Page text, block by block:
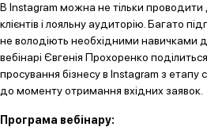
В Instagram можна не тільки проводити
клієнтів і лояльну аудиторію. Багато
не володіють необхідними навичками
вебінарі Євгенія Прохоренко
просування бізнесу в Instagram з етапу
до моменту отримання вхідних заявок.
Програма вебінару: